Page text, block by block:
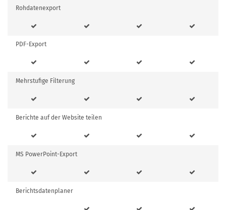
Rohdatenexport
PDF-Export
Mehrstufige Filterung
Berichte auf der Website teilen
MS PowerPoint-Export
Berichtsdatenplaner